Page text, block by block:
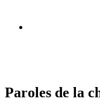
Paroles de la